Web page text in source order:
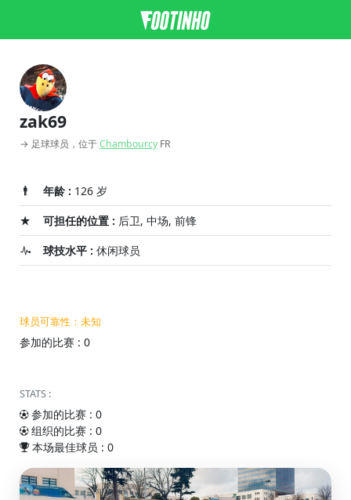
zak69
→ 足球球员，位于Chambourcy FR
年龄 : 126 岁
可担任的位置 : 后卫, 中场, 前锋
球技水平 : 休闲球员
球员可靠性：未知
参加的比赛 : 0
STATS :
参加的比赛 : 0
组织的比赛 : 0
本场最佳球员 : 0